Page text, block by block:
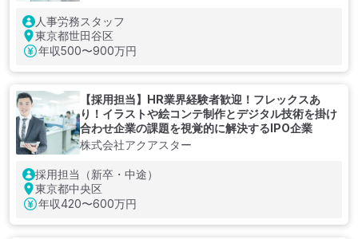
人事労務スタッフ
東京都世田谷区
年収500〜900万円
【採用担当】HR業界経験者歓迎！フレックスあ
り！イラストや絵コンテ制作とデジタル技術を掛け
合わせ企業の課題を視覚的に解決するIPO企業
株式会社アクアスター
採用担当（新卒・中途）
東京都中央区
年収420〜600万円